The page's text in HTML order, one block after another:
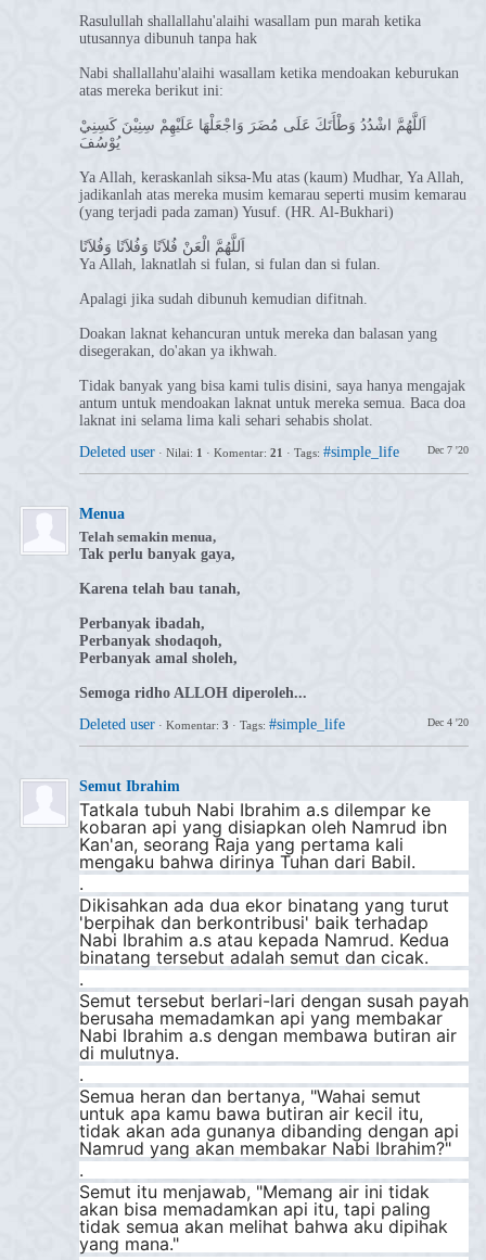
Rasulullah shallallahu'alaihi wasallam pun marah ketika
utusannya dibunuh tanpa hak
Nabi shallallahu'alaihi wasallam ketika mendoakan keburukan
atas mereka berikut ini:
اَللَّهُمَّ اشْدُدُ وَطْأَتَكَ عَلَى مُضَرَ وَاجْعَلْهَا عَلَيْهِمْ سِنِيْنَ كَسِنِيْ
يُوْسُفَ
Ya Allah, keraskanlah siksa-Mu atas (kaum) Mudhar, Ya Allah,
jadikanlah atas mereka musim kemarau seperti musim kemarau
(yang terjadi pada zaman) Yusuf. (HR. Al-Bukhari)
اَللَّهُمَّ الْعَنْ فُلاَنًا وَفُلاَنًا وَفُلاَنًا
Ya Allah, laknatlah si fulan, si fulan dan si fulan.
Apalagi jika sudah dibunuh kemudian difitnah.
Doakan laknat kehancuran untuk mereka dan balasan yang
disegerakan, do'akan ya ikhwah.
Tidak banyak yang bisa kami tulis disini, saya hanya mengajak
antum untuk mendoakan laknat untuk mereka semua. Baca doa
laknat ini selama lima kali sehari sehabis sholat.
Deleted user
Dec 7 '20
· Nilai: 1 · Komentar: 21 · Tags: #simple_life
Menua
Telah semakin menua,
Tak perlu banyak gaya,
Karena telah bau tanah,
Perbanyak ibadah,
Perbanyak shodaqoh,
Perbanyak amal sholeh,
Semoga ridho ALLOH diperoleh...
Deleted user
Dec 4 '20
· Komentar: 3 · Tags: #simple_life
Semut Ibrahim
Tatkala tubuh Nabi Ibrahim a.s dilempar ke
kobaran api yang disiapkan oleh Namrud ibn
Kan'an, seorang Raja yang pertama kali
mengaku bahwa dirinya Tuhan dari Babil.
.
Dikisahkan ada dua ekor binatang yang turut
'berpihak dan berkontribusi' baik terhadap
Nabi Ibrahim a.s atau kepada Namrud. Kedua
binatang tersebut adalah semut dan cicak.
.
Semut tersebut berlari-lari dengan susah payah
berusaha memadamkan api yang membakar
Nabi Ibrahim a.s dengan membawa butiran air
di mulutnya.
.
Semua heran dan bertanya, "Wahai semut
untuk apa kamu bawa butiran air kecil itu,
tidak akan ada gunanya dibanding dengan api
Namrud yang akan membakar Nabi Ibrahim?"
.
Semut itu menjawab, "Memang air ini tidak
akan bisa memadamkan api itu, tapi paling
tidak semua akan melihat bahwa aku dipihak
yang mana."